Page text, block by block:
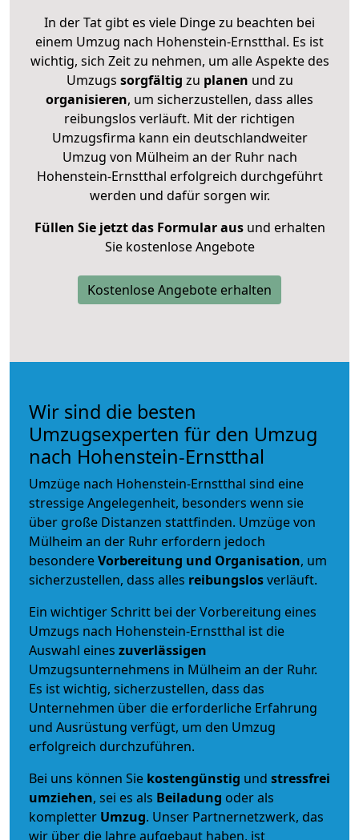
In der Tat gibt es viele Dinge zu beachten bei
einem Umzug nach Hohenstein-Ernstthal. Es ist
wichtig, sich Zeit zu nehmen, um alle Aspekte des
Umzugs sorgfältig zu planen und zu
organisieren, um sicherzustellen, dass alles
reibungslos verläuft. Mit der richtigen
Umzugsfirma kann ein deutschlandweiter
Umzug von Mülheim an der Ruhr nach
Hohenstein-Ernstthal erfolgreich durchgeführt
werden und dafür sorgen wir.
Füllen Sie jetzt das Formular ausund erhalten
Sie kostenlose Angebote
Kostenlose Angebote erhalten
Wir sind die besten
Umzugsexperten für den Umzug
nach Hohenstein-Ernstthal
Umzüge nach Hohenstein-Ernstthal sind eine
stressige Angelegenheit, besonders wenn sie
über große Distanzen stattfinden. Umzüge von
Mülheim an der Ruhr erfordern jedoch
besondereVorbereitung und Organisation, um
sicherzustellen, dass alles reibungslosverläuft.
Ein wichtiger Schritt bei der Vorbereitung eines
Umzugs nach Hohenstein-Ernstthal ist die
Auswahl eines zuverlässigen
Umzugsunternehmens in Mülheim an der Ruhr.
Es ist wichtig, sicherzustellen, dass das
Unternehmen über die erforderliche Erfahrung
und Ausrüstung verfügt, um den Umzug
erfolgreich durchzuführen.
Bei uns können Sie kostengünstig und stressfrei
umziehen, sei es als Beiladung oder als
kompletter Umzug. Unser Partnernetzwerk, das
wir über die Jahre aufgebaut haben, ist